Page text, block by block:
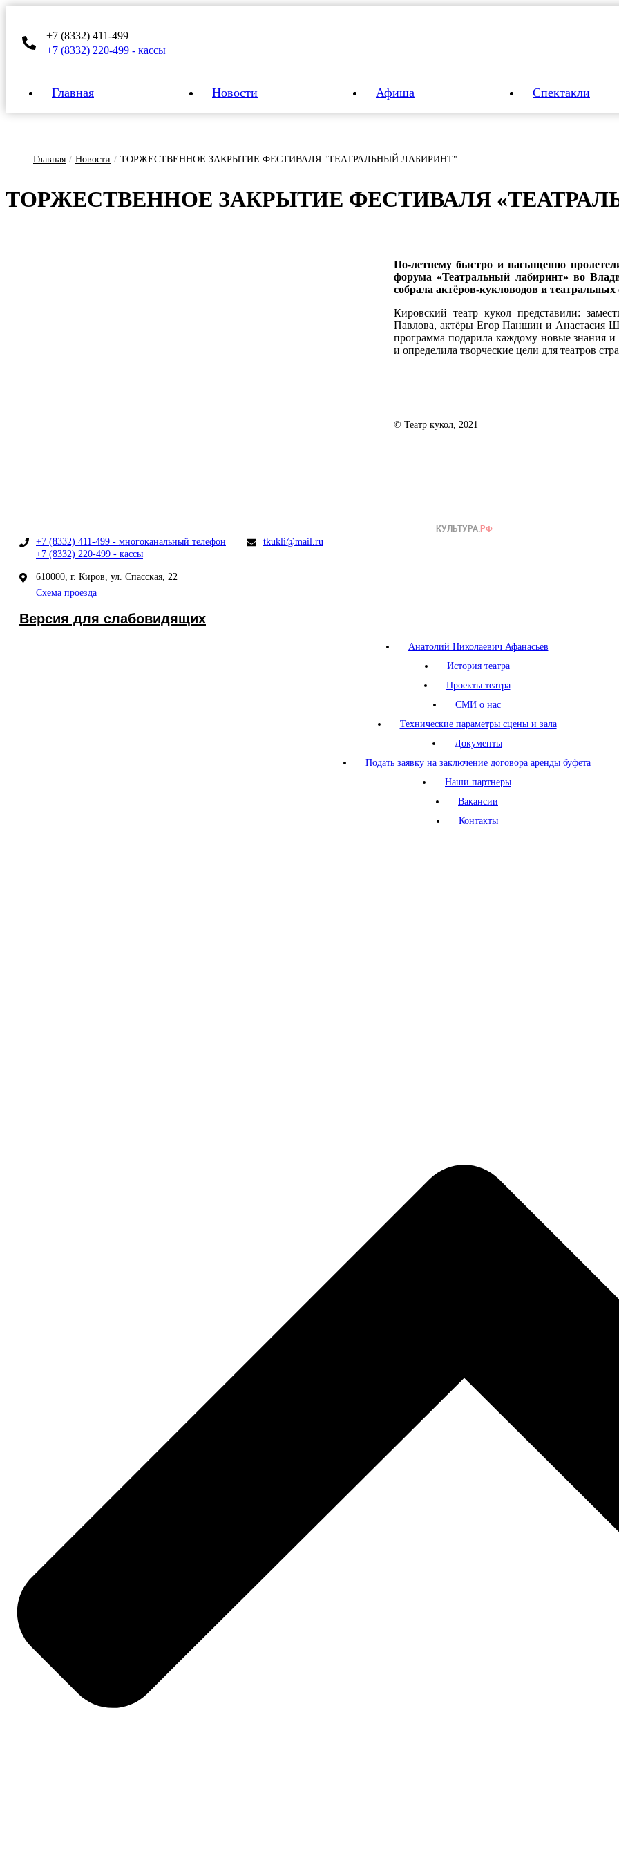
+7 (8332) 411-499
+7 (8332) 220-499 - кассы
Главная Новости Афиша Спектакли
Главная / Новости / ТОРЖЕСТВЕННОЕ ЗАКРЫТИЕ ФЕСТИВАЛЯ "ТЕАТРАЛЬНЫЙ ЛАБИРИНТ"
ТОР­ЖЕС­ТВЕН­НОЕ ЗАК­РЫ­ТИЕ ФЕС­ТИ­ВА­ЛЯ
По-летнему быстро и насыщенно
форума «Театральный лабиринт» во
собрала актёров-кукловодов и
Кировский театр кукол представили:
Павлова, актёры Егор Паншин и Анастасия
программа подарила каждому новые знания и
и определила творческие цели для театров
© Театр кукол, 2021
+7 (8332) 411-499 - многоканальный телефон
+7 (8332) 220-499 - кассы
tkukli@mail.ru
610000, г. Киров, ул. Спасская, 22
Схема проезда
Версия для слабовидящих
Анатолий Николаевич Афанасьев
История театра
Проекты театра
СМИ о нас
Технические параметры сцены и зала
Документы
Подать заявку на заключение договора аренды буфета
Наши партнеры
Вакансии
Контакты